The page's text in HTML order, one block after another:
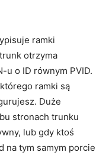
ramki
otrzyma
u o ID równym PVID.
ramki są
Duże
stronach trunku
lub gdy ktoś
na tym samym porcie